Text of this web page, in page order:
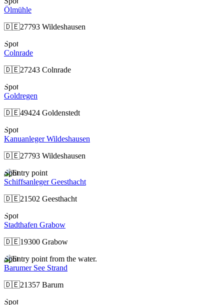
Ölmühle
🇩🇪27793 Wildeshausen
Spot
Colnrade
🇩🇪27243 Colnrade
Spot
Goldregen
🇩🇪49424 Goldenstedt
Spot
Kanuanleger Wildeshausen
🇩🇪27793 Wildeshausen
Spot
Schiffsanleger Geesthacht
🇩🇪21502 Geesthacht
Spot
Stadthafen Grabow
🇩🇪19300 Grabow
Spot
Barumer See Strand
🇩🇪21357 Barum
Spot